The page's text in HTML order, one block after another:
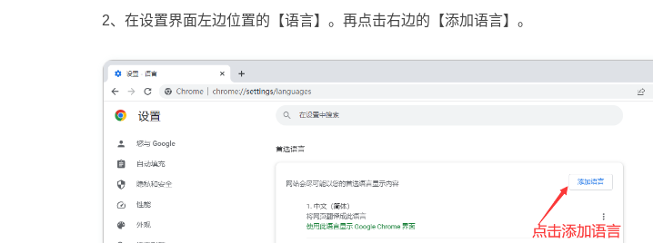
2、在设置界面左边位置的【语言】。再点击右边的【添加语言】。